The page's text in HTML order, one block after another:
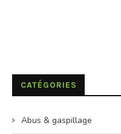
CATÉGORIES
Abus & gaspillage